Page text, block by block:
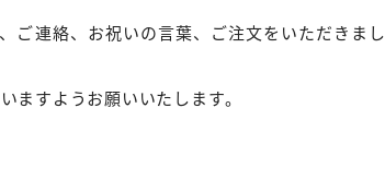
ご連絡、お祝いの言葉、ご注文をいただきまし
ますようお願いいたします。